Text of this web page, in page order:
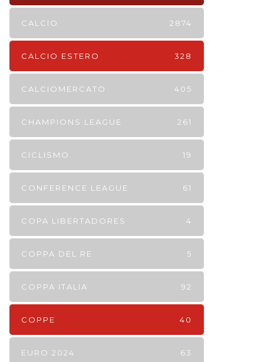
CALCIO 2874
CALCIO ESTERO 328
CALCIOMERCATO 405
CHAMPIONS LEAGUE 261
CICLISMO 19
CONFERENCE LEAGUE 61
COPA LIBERTADORES 4
COPPA DEL RE 5
COPPA ITALIA 92
COPPE 40
EURO 2024 63